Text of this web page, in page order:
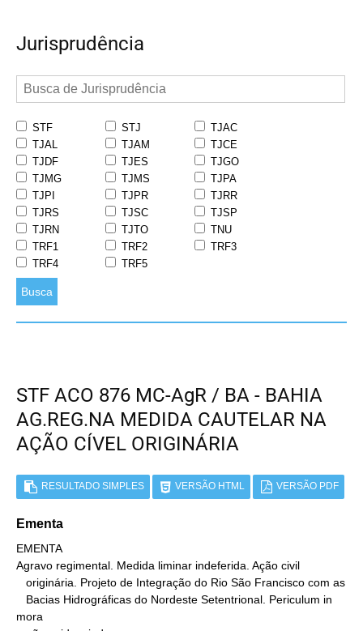
Jurisprudência
STF STJ
TJAC
TJAL
TJAM
TJCE
TJDF
TJES
TJGO
TJMG
TJMS
TJPA
TJPI
TJPR
TJRR
TJRS
TJSC
TJSP
TJRN
TJTO
TNU
TRF1
TRF2
TRF3
TRF4
TRF5
Busca
STF ACO 876 MC-AgR / BA - BAHIA
AG.REG.NA MEDIDA CAUTELAR NA
AÇÃO CÍVEL ORIGINÁRIA
RESULTADO SIMPLES VERSÃO HTML VERSÃO PDF
Ementa
EMENTA
Agravo regimental. Medida liminar indeferida. Ação civil
mora